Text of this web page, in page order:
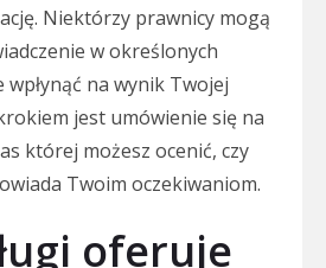
Niektórzy prawnicy mogą
w określonych
wpłynąć na wynik Twojej
jest umówienie się na
której możesz ocenić, czy
Twoim oczekiwaniom.
oferuje